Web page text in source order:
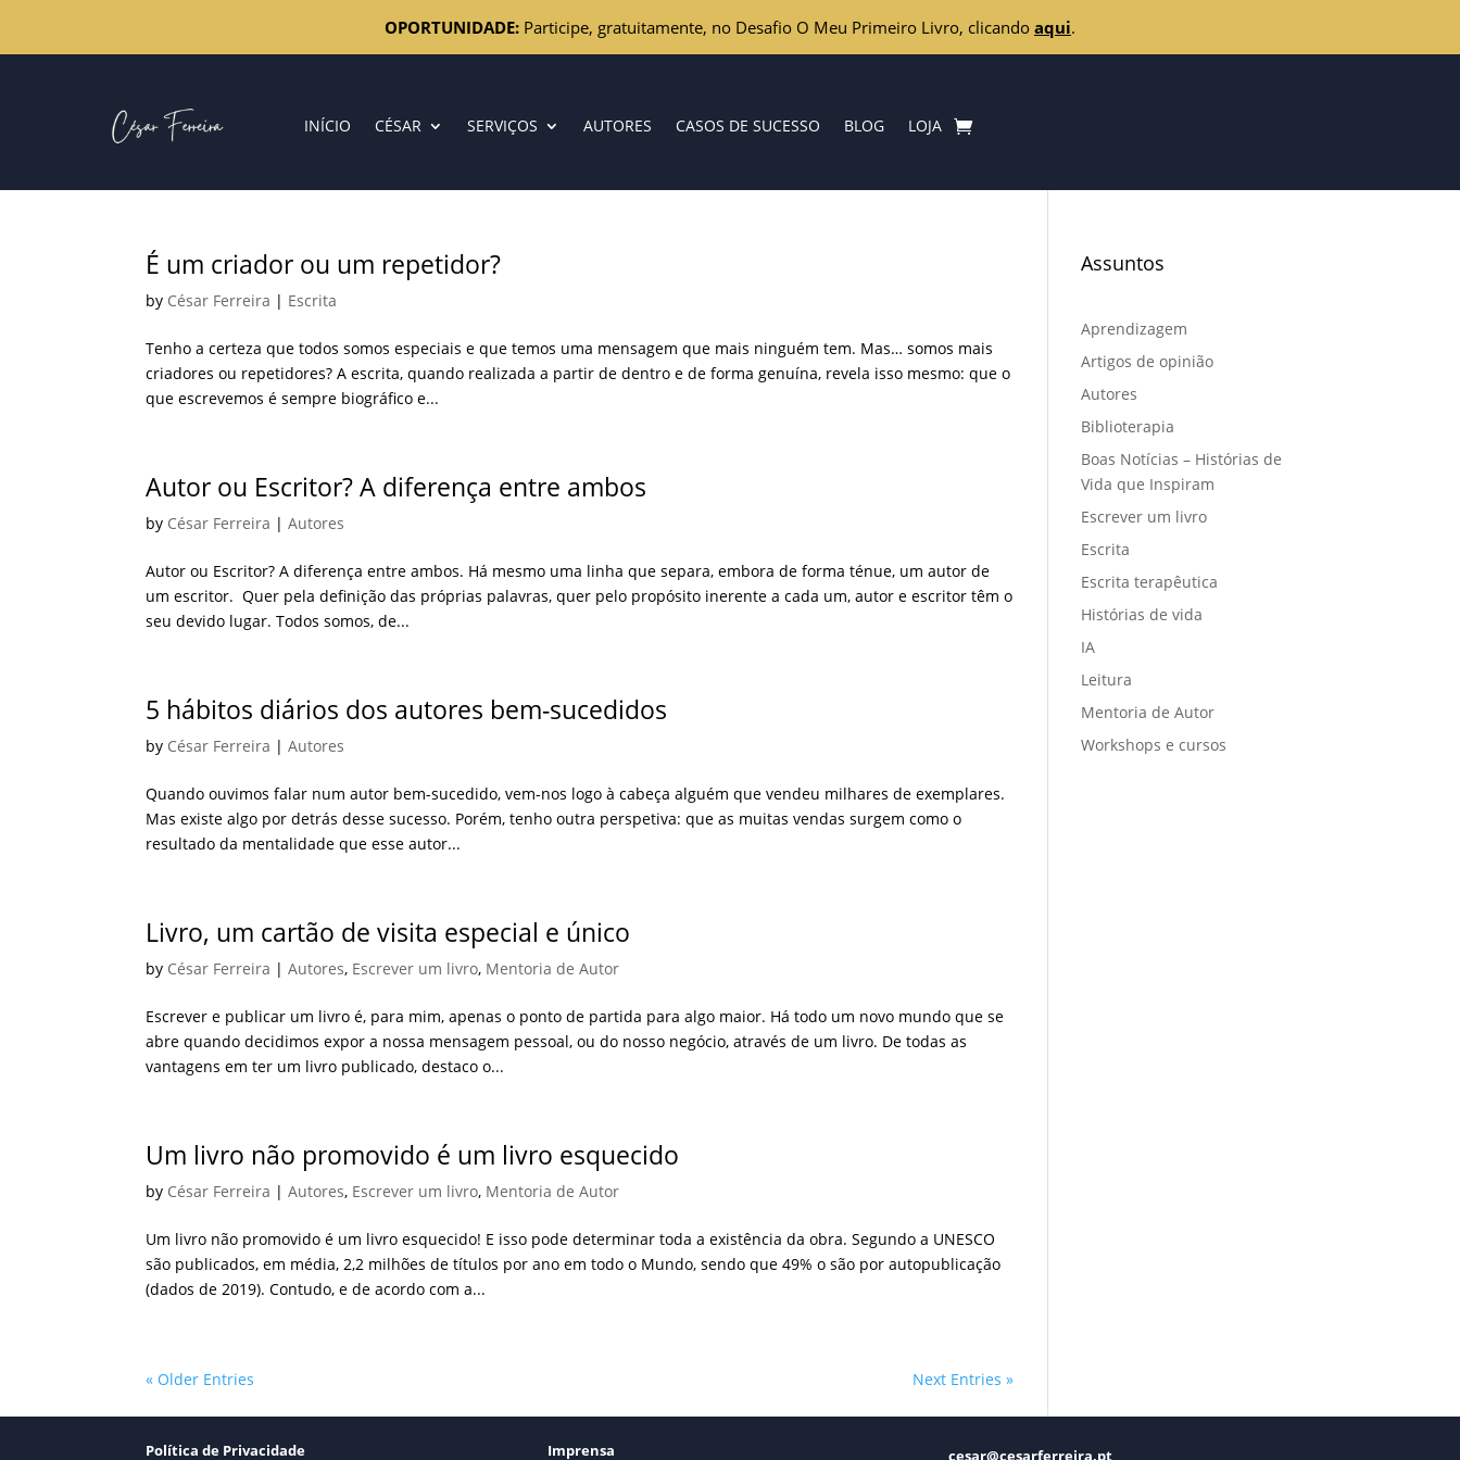
OPORTUNIDADE: Participe, gratuitamente, no Desafio O Meu Primeiro Livro, clicando aqui.
INÍCIO CÉSAR SERVIÇOS AUTORES CASOS DE SUCESSO BLOG LOJA
É um criador ou um repetidor?
by César Ferreira | Escrita
Tenho a certeza que todos somos especiais e que temos uma mensagem que mais ninguém tem. Mas… somos mais
criadores ou repetidores? A escrita, quando realizada a partir de dentro e de forma genuína, revela isso mesmo: que o
que escrevemos é sempre biográfico e...
Autor ou Escritor? A diferença entre ambos
by César Ferreira |Autores
Autor ou Escritor? A diferença entre ambos. Há mesmo uma linha que separa, embora de forma ténue, um autor de
um escritor. Quer pela definição das próprias palavras, quer pelo propósito inerente a cada um, autor e escritor têm o
seu devido lugar. Todos somos, de...
5 hábitos diários dos autores bem-sucedidos
by César Ferreira |Autores
Quando ouvimos falar num autor bem-sucedido, vem-nos logo à cabeça alguém que vendeu milhares de exemplares.
Mas existe algo por detrás desse sucesso. Porém, tenho outra perspetiva: que as muitas vendas surgem como o
resultado da mentalidade que esse autor...
Livro, um cartão de visita especial e único
by César Ferreira |Autores, Escrever um livro, Mentoria de Autor
Escrever e publicar um livro é, para mim, apenas o ponto de partida para algo maior. Há todo um novo mundo que se
abre quando decidimos expor a nossa mensagem pessoal, ou do nosso negócio, através de um livro. De todas as
vantagens em ter um livro publicado, destaco o...
Um livro não promovido é um livro esquecido
by César Ferreira |Autores, Escrever um livro, Mentoria de Autor
Um livro não promovido é um livro esquecido! E isso pode determinar toda a existência da obra. Segundo a UNESCO
são publicados, em média, 2,2 milhões de títulos por ano em todo o Mundo, sendo que 49% o são por autopublicação
(dados de 2019). Contudo, e de acordo com a...
« Older Entries Next Entries »
Assuntos
Aprendizagem
Artigos de opinião
Autores
Biblioterapia
Boas Notícias – Histórias de
Vida que Inspiram
Escrever um livro
Escrita
Escrita terapêutica
Histórias de vida
IA
Leitura
Mentoria de Autor
Workshops e cursos
Política de Privacidade Imprensa cesar@cesarferreira.pt